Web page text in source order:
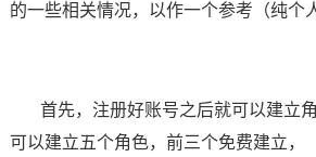
的一些相关情况，以作一个参考（纯个
首先，注册好账号之后就可以建立
可以建立五个角色，前三个免费建立，